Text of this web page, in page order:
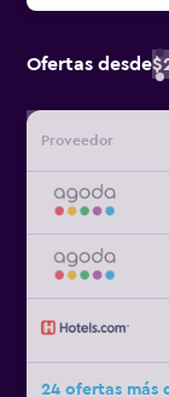
Ofertas desde
Proveedor
24 ofertas más